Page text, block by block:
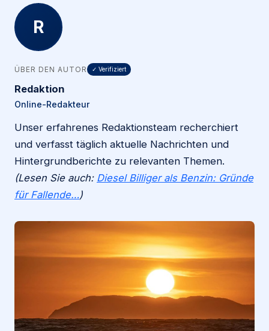
R
ÜBER DEN AUTOR ✓ Verifiziert
Redaktion
Online-Redakteur
Unser erfahrenes Redaktionsteam recherchiert
und verfasst täglich aktuelle Nachrichten und
Hintergrundberichte zu relevanten Themen.
(Lesen Sie auch: Diesel Billiger als Benzin: Gründe
für Fallende…)